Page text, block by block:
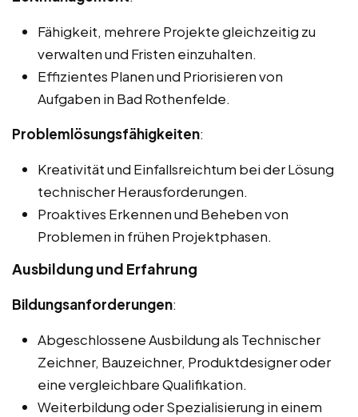
Fähigkeit, mehrere Projekte gleichzeitig zu
verwalten und Fristen einzuhalten.
Effizientes Planen und Priorisieren von
Aufgaben in Bad Rothenfelde.
Problemlösungsfähigkeiten:
Kreativität und Einfallsreichtum bei der Lösung
technischer Herausforderungen.
Proaktives Erkennen und Beheben von
Problemen in frühen Projektphasen.
Ausbildung und Erfahrung
Bildungsanforderungen:
Abgeschlossene Ausbildung als Technischer
Zeichner, Bauzeichner, Produktdesigner oder
eine vergleichbare Qualifikation.
Weiterbildung oder Spezialisierung in einem